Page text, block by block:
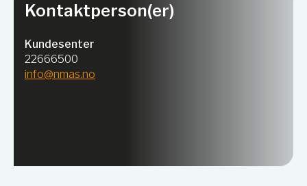
Kontaktperson(er)
Kundesenter
22666500
info@nmas.no